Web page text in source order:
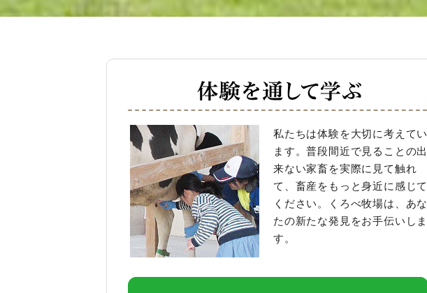
私たちは体験を大切に考えてい
ます。普段間近で見ることの出
来ない家畜を実際に見て触れ
て、畜産をもっと身近に感じて
ください。
くろべ牧場は、あな
たの新たな発見をお手伝いしま
す。